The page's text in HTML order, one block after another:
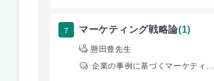
7 マーケティング戦略論(1)
懸田豊先生
企業の事例に基づくマーケティ...